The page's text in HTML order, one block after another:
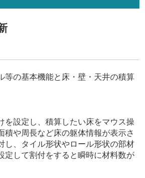
等の基本機能と床・壁・天井の積算
を設定し、積算したい床をマウス操
積や周長など床の躯体情報が表示さ
し、タイル形状やロール形状の部材
定して割付をすると瞬時に材料数が